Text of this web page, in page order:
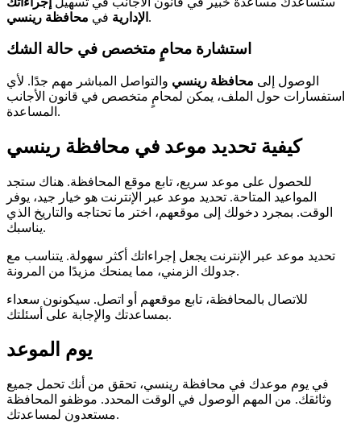
الإدارية في محافظة رينسي .
استشارة محامٍ متخصص في حالة الشك
الوصول إلى محافظة رينسي والتواصل المباشر مهم جدًا. لأي
استفسارات حول الملف، يمكن لمحامٍ متخصص في قانون الأجانب
المساعدة.
كيفية تحديد موعد في محافظة رينسي
للحصول على موعد سريع، تابع موقع المحافظة. هناك ستجد
المواعيد المتاحة. تحديد موعد عبر الإنترنت هو خيار جيد، يوفر
الوقت. بمجرد دخولك إلى موقعهم، اختر ما تحتاجه والتاريخ الذي
يناسبك.
تحديد موعد عبر الإنترنت يجعل إجراءاتك أكثر سهولة. يتناسب مع
جدولك الزمني، مما يمنحك مزيدًا من المرونة.
للاتصال بالمحافظة، تابع موقعهم أو اتصل. سيكونون سعداء
بمساعدتك والإجابة على أسئلتك.
يوم الموعد
في يوم موعدك في محافظة رينسي، تحقق من أنك تحمل جميع
وثائقك. من المهم الوصول في الوقت المحدد. موظفو المحافظة
مستعدون لمساعدتك.